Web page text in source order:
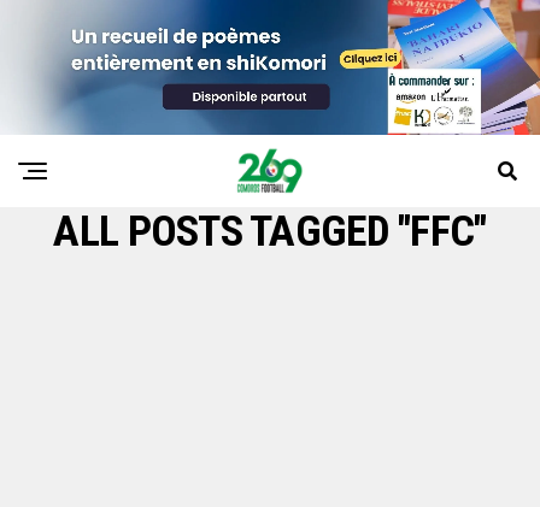
ALL POSTS TAGGED "FFC"